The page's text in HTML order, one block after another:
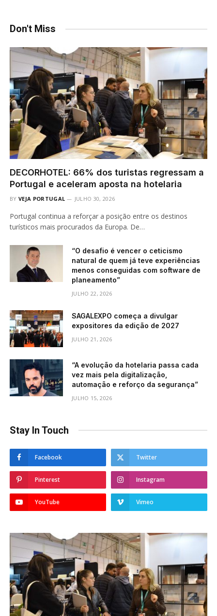
Don't Miss
DECORHOTEL: 66% dos turistas regressam a
Portugal e aceleram aposta na hotelaria
BY VEJA PORTUGAL JULHO 30, 2026
Portugal continua a reforçar a posição entre os destinos
turísticos mais procurados da Europa. De…
“O desafio é vencer o ceticismo
natural de quem já teve experiências
menos conseguidas com software de
planeamento”
JULHO 22, 2026
SAGALEXPO começa a divulgar
expositores da edição de 2027
JULHO 21, 2026
“A evolução da hotelaria passa cada
vez mais pela digitalização,
automação e reforço da segurança”
JULHO 15, 2026
Stay In Touch
Facebook Twitter
Pinterest Instagram
YouTube Vimeo